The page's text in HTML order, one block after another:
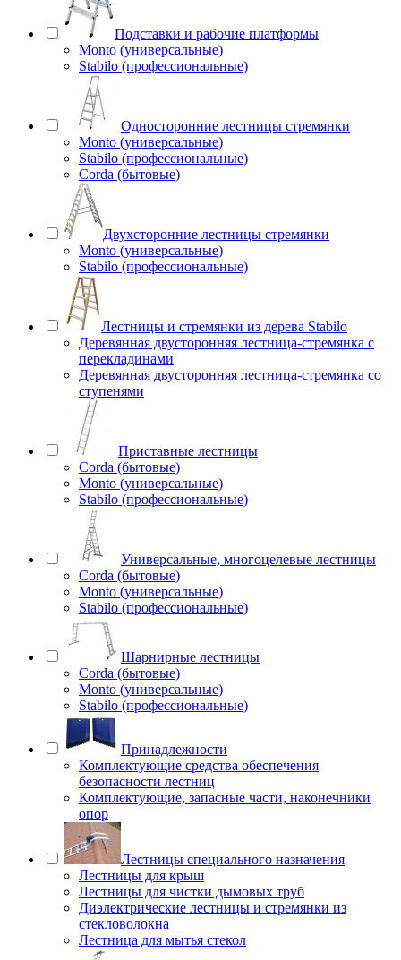
Подставки и рабочие платформы
Monto (универсальные)
Stabilo (профессиональные)
Односторонние лестницы стремянки
Monto (универсальные)
Stabilo (профессиональные)
Corda (бытовые)
Двухсторонние лестницы стремянки
Monto (универсальные)
Stabilo (профессиональные)
Лестницы и стремянки из дерева Stabilo
Деревянная двусторонняя лестница-стремянка с
перекладинами
Деревянная двусторонняя лестница-стремянка со
ступенями
Приставные лестницы
Corda (бытовые)
Monto (универсальные)
Stabilo (профессиональные)
Универсальные, многоцелевые лестницы
Corda (бытовые)
Monto (универсальные)
Stabilo (профессиональные)
Шарнирные лестницы
Corda (бытовые)
Monto (универсальные)
Stabilo (профессиональные)
Принадлежности
Комплектующие средства обеспечения
безопасности лестниц
Комплектующие, запасные части, наконечники
опор
Лестницы специального назначения
Лестницы для крыш
Лестницы для чистки дымовых труб
Диэлектрические лестницы и стремянки из
стекловолокна
Лестница для мытья стекол